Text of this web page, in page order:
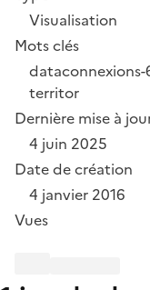
Visualisation
Mots clés
dataconnexions-
territor
Dernière mise à
4 juin 2025
Date de création
4 janvier 2016
Vues